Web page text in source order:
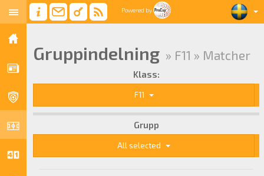
Powered by
Gruppindelning » F11 » Matcher
Klass:
F11
Grupp
All selected